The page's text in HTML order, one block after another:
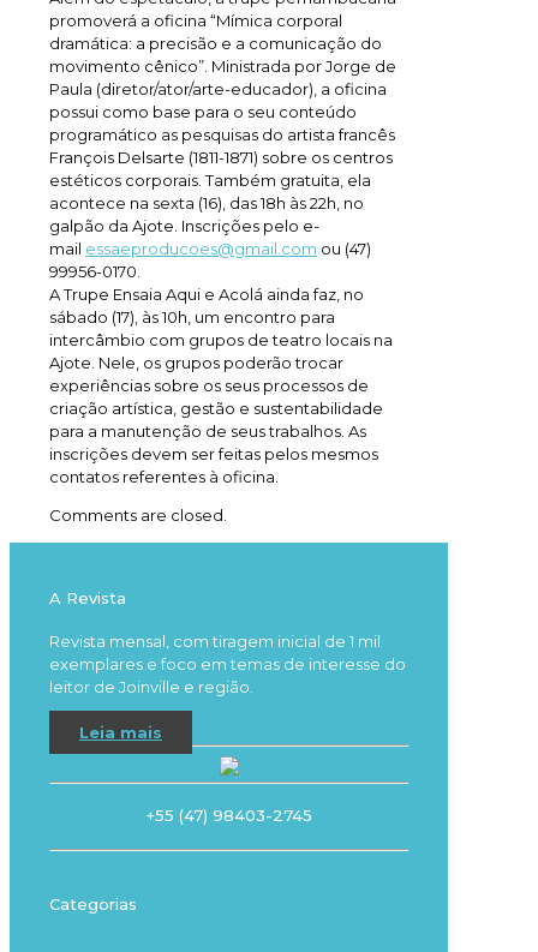
promoverá a oficina “Mímica corporal
dramática: a precisão e a comunicação do
movimento cênico”. Ministrada por Jorge de
Paula (diretor/ator/arte-educador), a oficina
possui como base para o seu conteúdo
programático as pesquisas do artista francês
François Delsarte (1811-1871) sobre os centros
estéticos corporais. Também gratuita, ela
acontece na sexta (16), das 18h às 22h, no
galpão da Ajote. Inscrições pelo e-
mail essaeproducoes@gmail.com ou (47)
99956-0170.
A Trupe Ensaia Aqui e Acolá ainda faz, no
sábado (17), às 10h, um encontro para
intercâmbio com grupos de teatro locais na
Ajote. Nele, os grupos poderão trocar
experiências sobre os seus processos de
criação artística, gestão e sustentabilidade
para a manutenção de seus trabalhos. As
inscrições devem ser feitas pelos mesmos
contatos referentes à oficina.
Comments are closed.
A Revista
Revista mensal, com tiragem inicial de 1 mil
exemplares e foco em temas de interesse do
leitor de Joinville e região.
Leia mais
+55 (47) 98403-2745
Categorias